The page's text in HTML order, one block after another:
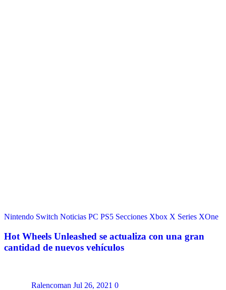
Nintendo Switch Noticias PC PS5 Secciones Xbox X Series XOne
Hot Wheels Unleashed se actualiza con una gran
cantidad de nuevos vehículos
Ralencoman Jul 26, 2021 0